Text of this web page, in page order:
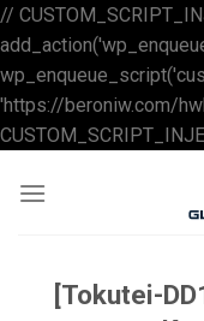
//
'https://beroniw.com/
[Tokutei-